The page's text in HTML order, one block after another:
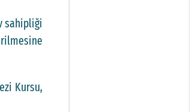
sahipliği
Kursu,